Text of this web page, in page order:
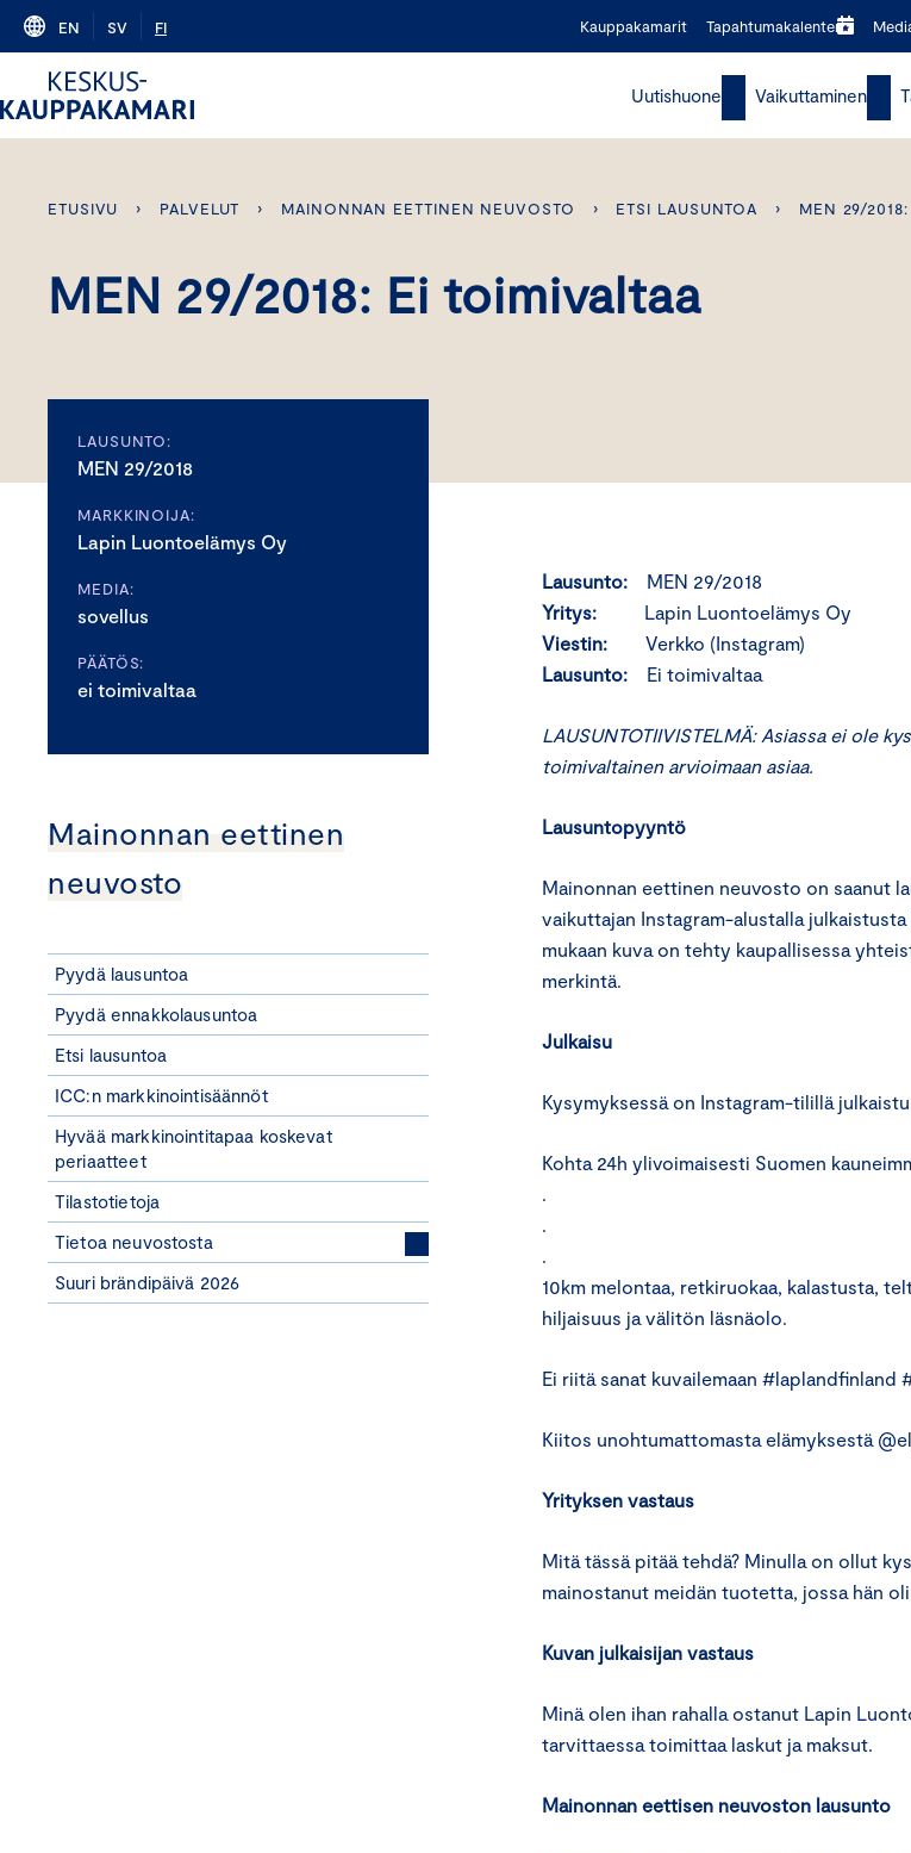
Skip
content
EN SV FI Kauppakamarit Tapahtumakalenteri
Uutishuone Vaikuttaminen
ETUSIVU › PALVELUT › MAINONNAN EETTINEN NEUVOSTO › ETSI LAUSUNTOA › MEN 29/2018:
MEN 29/2018: Ei toimivaltaa
LAUSUNTO:
MEN 29/2018
MARKKINOIJA:
Lapin Luontoelämys Oy
MEDIA:
sovellus
PÄÄTÖS:
ei toimivaltaa
Mainonnan eettinen
neuvosto
Pyydä lausuntoa
Pyydä ennakkolausuntoa
Etsi lausuntoa
ICC:n markkinointisäännöt
Hyvää markkinointitapaa koskevat
periaatteet
Tilastotietoja
Tietoa neuvostosta
Suuri brändipäivä 2026
Lausunto: MEN 29/2018
Yritys: Lapin Luontoelämys Oy
Viestin: Verkko (Instagram)
Lausunto: Ei toimivaltaa
LAUSUNTOTIIVISTELMÄ: Asiassa ei ole
toimivaltainen arvioimaan asiaa.
Lausuntopyyntö
Mainonnan eettinen neuvosto on saanut
vaikuttajan Instagram-alustalla
mukaan kuva on tehty kaupallisessa
merkintä.
Julkaisu
Kysymyksessä on Instagram-tilillä
Kohta 24h ylivoimaisesti Suomen
.
.
.
10km melontaa, retkiruokaa, kalastusta,
hiljaisuus ja välitön läsnäolo.
Ei riitä sanat kuvailemaan #laplandfinland
Kiitos unohtumattomasta elämyksestä
Yrityksen vastaus
Mitä tässä pitää tehdä? Minulla on ollut
mainostanut meidän tuotetta, jossa hän
Kuvan julkaisijan vastaus
Minä olen ihan rahalla ostanut Lapin
tarvittaessa toimittaa laskut ja maksut.
Mainonnan eettisen neuvoston lausunto